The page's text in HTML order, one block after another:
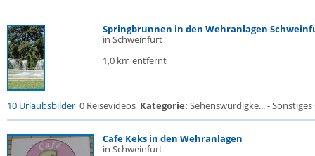
Springbrunnen in den Wehranlagen
in Schweinfurt
1,0 km entfernt
10 Urlaubsbilder 0 Reisevideos Kategorie: Sehenswürdigke... -
Cafe Keks in den Wehranlagen
in Schweinfurt